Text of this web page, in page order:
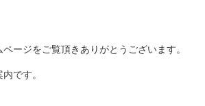
ージをご覧頂きありがとうございます。
です。